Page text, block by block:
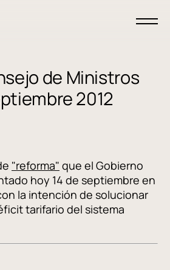
de Ministros
2012
"reforma" que el Gobierno
hoy 14 de septiembre en
la intención de solucionar
tarifario del sistema